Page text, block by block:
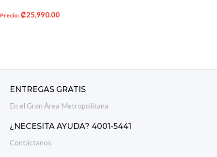
Precio: ₡25,990.00
ENTREGAS GRATIS
En el Gran Área Metropolitana
¿NECESITA AYUDA? 4001-5441
Contáctanos